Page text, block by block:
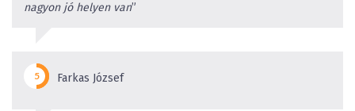
nagyon jó helyen van”
Farkas József